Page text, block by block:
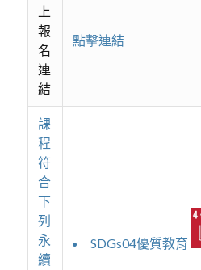
上
報
名
連
結
點擊連結
課
程
符
合
下
列
永
續
SDGs04優質教育